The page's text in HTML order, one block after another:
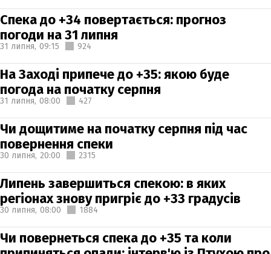
Спека до +34 повертається: прогноз
погоди на 31 липня
31 липня, 09:15 924
На Заході припече до +35: якою буде
погода на початку серпня
31 липня, 08:00 427
Чи дощитиме на початку серпня під час
повернення спеки
30 липня, 20:00 2315
Липень завершиться спекою: в яких
регіонах знову пригріє до +33 градусів
30 липня, 08:00 1884
Чи повернеться спека до +35 та коли